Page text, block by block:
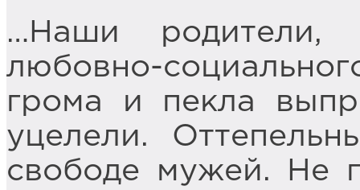
…Наши
любовно-
грома и пекла
уцелели.
свободе мужей. Не